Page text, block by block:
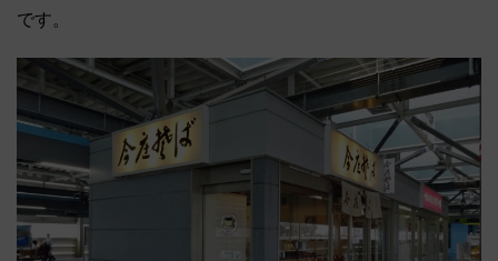
です。